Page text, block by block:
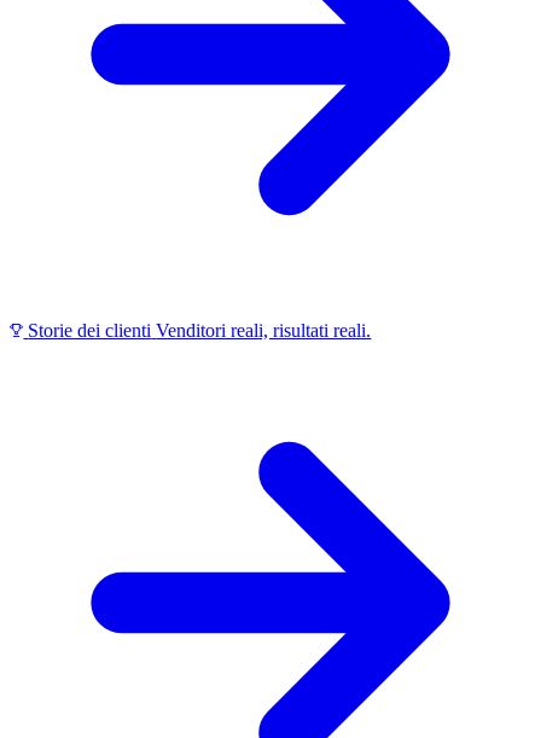
Storie dei clienti Venditori reali, risultati reali.